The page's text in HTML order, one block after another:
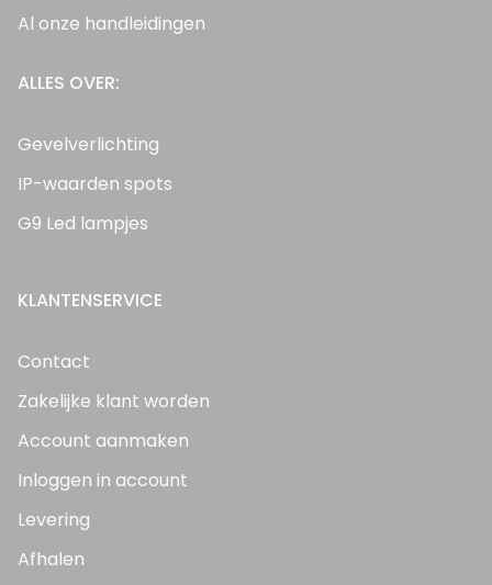
Al onze handleidingen
ALLES OVER:
Gevelverlichting
IP-waarden spots
G9 Led lampjes
KLANTENSERVICE
Contact
Zakelijke klant worden
Account aanmaken
Inloggen in account
Levering
Afhalen